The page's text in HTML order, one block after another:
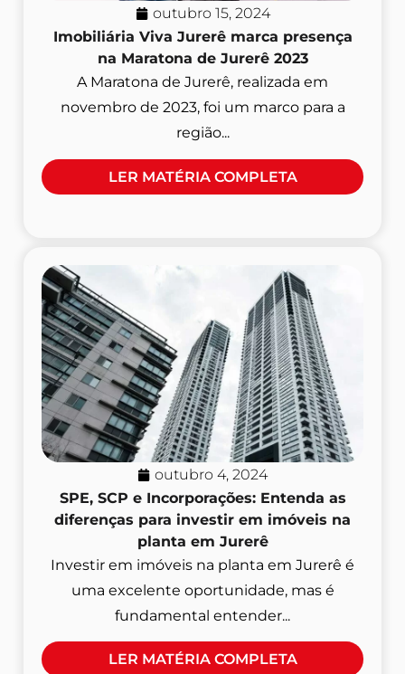
outubro 15, 2024
Imobiliária Viva Jurerê marca presença
na Maratona de Jurerê 2023
A Maratona de Jurerê, realizada em
novembro de 2023, foi um marco para a
região...
LER MATÉRIA COMPLETA
outubro 4, 2024
SPE, SCP e Incorporações: Entenda as
diferenças para investir em imóveis na
planta em Jurerê
Investir em imóveis na planta em Jurerê é
uma excelente oportunidade, mas é
fundamental entender...
LER MATÉRIA COMPLETA